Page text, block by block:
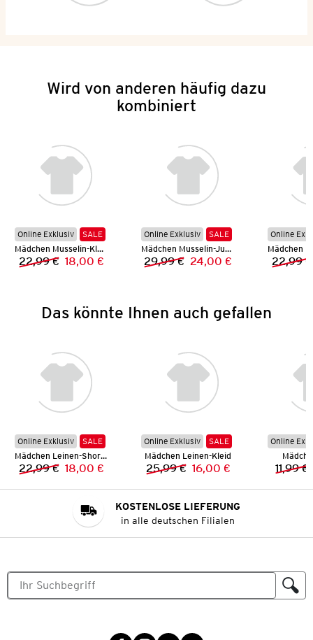
Wird von anderen häufig dazu
kombiniert
Online Exklusiv
SALE
Mädchen Musselin-Kleid
Vorheriger Preis:
22,99 € Neuer Preis:
18,00 €
Online Exklusiv
SALE
Mädchen Musselin-Jumpsuit
Vorheriger Preis:
29,99 € Neuer Preis:
24,00 €
Online
22,99 €
Das könnte Ihnen auch gefallen
Online Exklusiv
SALE
Mädchen Leinen-Shorts
Vorheriger Preis:
22,99 € Neuer Preis:
18,00 €
Online Exklusiv
SALE
Mädchen Leinen-Kleid
Vorheriger Preis:
25,99 € Neuer Preis:
16,00 €
Online
11,99 €
KOSTENLOSE LIEFERUNG
in alle deutschen Filialen